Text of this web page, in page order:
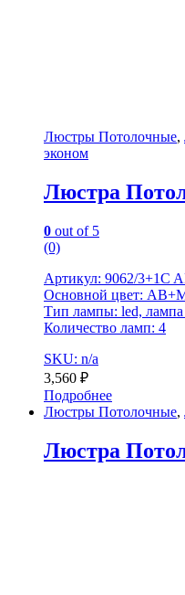
Люстры Потолочные,
эконом
Люстра
0 out of 5
(0)
Артикул: 9062/3+1C
Основной цвет:
Тип лампы: led, лампа
Количество ламп: 4
SKU: n/a
3,560 ₽
Подробнее
Люстры Потолочные,
Люстра